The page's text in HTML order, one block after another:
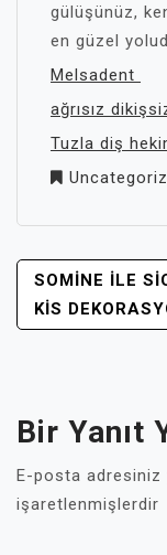
gülüşünüz,
en güzel
Melsadent
ağrısız
Tuzla diş
YAZI
GEZINMESI
SOMINE İLE
KIS
Bir Yanıt
E-posta adresiniz
işaretlenmişlerdir